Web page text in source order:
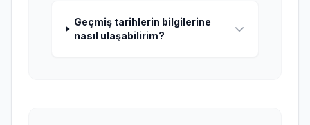
Geçmiş tarihlerin bilgilerine
nasıl ulaşabilirim?